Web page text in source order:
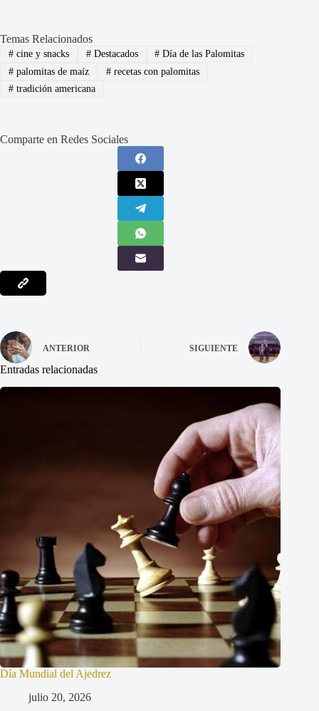
Temas Relacionados
#cine y snacks #Destacados # Día de las Palomitas
#palomitas de maíz #recetas con palomitas
#tradición americana
Comparte en Redes Sociales
ANTERIOR SIGUIENTE
Entradas relacionadas
Día Mundial del Ajedrez
julio 20, 2026